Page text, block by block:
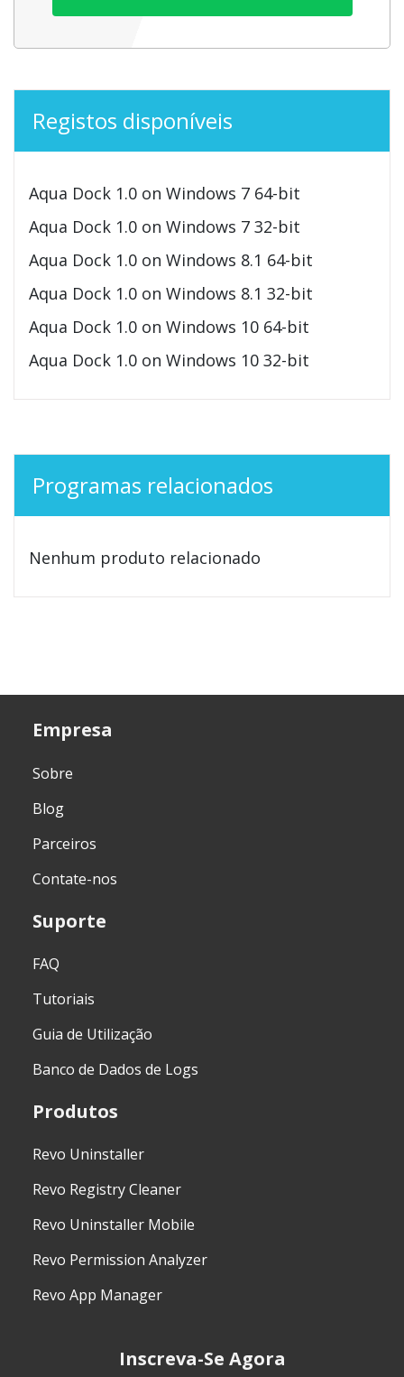
Registos disponíveis
Aqua Dock 1.0 on Windows 7 64-bit
Aqua Dock 1.0 on Windows 7 32-bit
Aqua Dock 1.0 on Windows 8.1 64-bit
Aqua Dock 1.0 on Windows 8.1 32-bit
Aqua Dock 1.0 on Windows 10 64-bit
Aqua Dock 1.0 on Windows 10 32-bit
Programas relacionados
Nenhum produto relacionado
Empresa
Sobre
Blog
Parceiros
Contate-nos
Suporte
FAQ
Tutoriais
Guia de Utilização
Banco de Dados de Logs
Produtos
Revo Uninstaller
Revo Registry Cleaner
Revo Uninstaller Mobile
Revo Permission Analyzer
Revo App Manager
Inscreva-Se Agora